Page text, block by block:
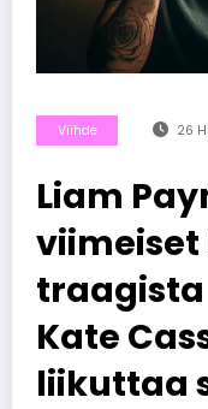
Viihde 26
Liam
Kate
liikuttaa